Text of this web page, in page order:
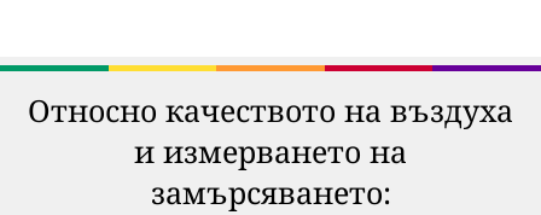
Относно качеството на въздуха
и измерването на
замърсяването: